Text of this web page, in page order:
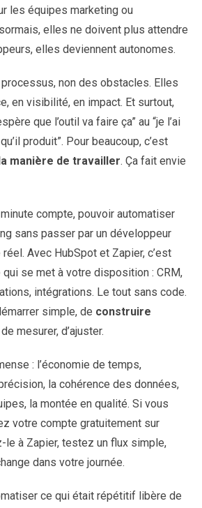
les équipes marketing ou
elles ne doivent plus attendre
elles deviennent autonomes.
non des obstacles. Elles
en visibilité, en impact. Et surtout,
que l’outil va faire ça” au “je l’ai
produit”. Pour beaucoup, c’est
manière de travailler. Ça fait envie
minute compte, pouvoir automatiser
sans passer par un développeur
Avec HubSpot et Zapier, c’est
se met à votre disposition : CRM,
intégrations. Le tout sans code.
simple, de construire
de mesurer, d’ajuster.
: l’économie de temps,
la cohérence des données,
la montée en qualité. Si vous
votre compte gratuitement sur
le à Zapier, testez un flux simple,
dans votre journée.
ce qui était répétitif libère de